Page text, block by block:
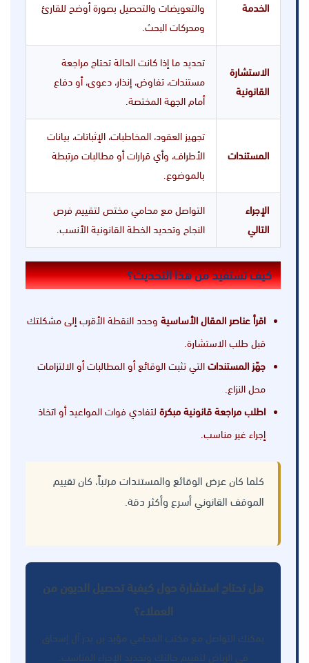
الخدمة
والتعويضات والتحصيل بصورة أوضح للقارئ
ومحركات البحث.
الاستشارة
القانونية
تحديد ما إذا كانت الحالة تحتاج مراجعة
مستندات، تفاوض، إنذار، دعوى، أو دفاع
أمام الجهة المختصة.
المستندات
تجهيز العقود، المخاطبات، الإثباتات، بيانات
الأطراف، وأي قرارات أو مطالبات مرتبطة
بالموضوع.
الإجراء
التالي
التواصل مع محامي مختص لتقييم فرص
النجاح وتحديد الخطة القانونية الأنسب.
كيف تستفيد من هذا التحديث؟
اقرأ عناصر المقال الأساسية وحدد النقطة الأقرب إلى مشكلتك
قبل طلب الاستشارة.
جهّز المستنداتالتي تثبت الوقائع أو المطالبات أو الالتزامات
محل النزاع.
اطلب مراجعة قانونية مبكرة لتفادي فوات المواعيد أو اتخاذ
إجراء غير مناسب.
كلما كان عرض الوقائع والمستندات مرتباً، كان تقييم
الموقف القانوني أسرع وأكثر دقة.
هل تحتاج استشارة حول كيفية تحصيل الديون من
العملاء؟
يمكنك التواصل مع مكتب المحامي مؤيد بن بدر آل إسحاق
في الرياض لتقييم حالتك وتحديد الإجراء المناسب.